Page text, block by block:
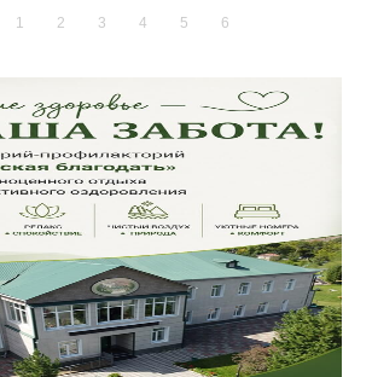
1 2 3 4 5 6